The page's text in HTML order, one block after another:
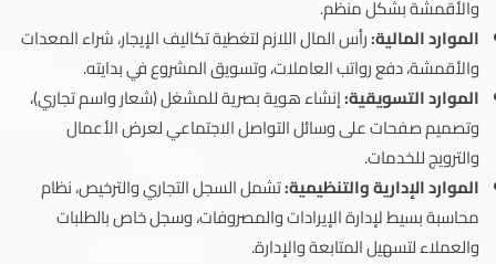
والأقمشة بشكل منظم.
الموارد المالية:رأس المال اللازم لتغطية تكاليف الإيجار، شراء المعدات
والأقمشة، دفع رواتب العاملات، وتسويق المشروع في بدايته.
الموارد التسويقية:إنشاء هوية بصرية للمشغل (شعار واسم تجاري)،
وتصميم صفحات على وسائل التواصل الاجتماعي لعرض الأعمال
والترويج للخدمات.
الموارد الإدارية والتنظيمية:تشمل السجل التجاري والترخيص، نظام
محاسبة بسيط لإدارة الإيرادات والمصروفات، وسجل خاص بالطلبات
والعملاء لتسهيل المتابعة والإدارة.